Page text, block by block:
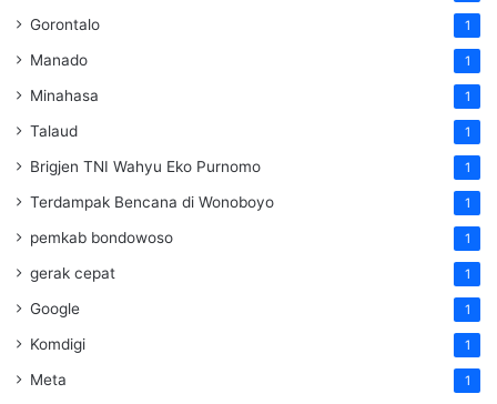
Gorontalo 1
Manado 1
Minahasa 1
Talaud 1
Brigjen TNI Wahyu Eko Purnomo 1
Terdampak Bencana di Wonoboyo 1
pemkab bondowoso 1
gerak cepat 1
Google 1
Komdigi 1
Meta 1